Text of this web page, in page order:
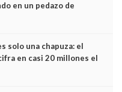
en un pedazo de
solo una chapuza: el
en casi 20 millones el
que no cabían por los